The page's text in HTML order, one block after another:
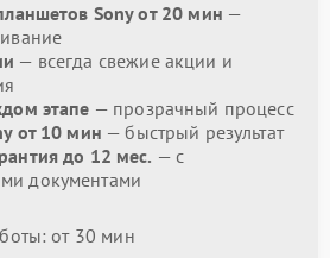
Sony от 20 мин —
— всегда свежие акции и
этапе — прозрачный процесс
от 10 мин — быстрый результат
до 12 мес. — с
документами
от 30 мин